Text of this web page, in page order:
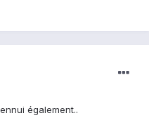
également..